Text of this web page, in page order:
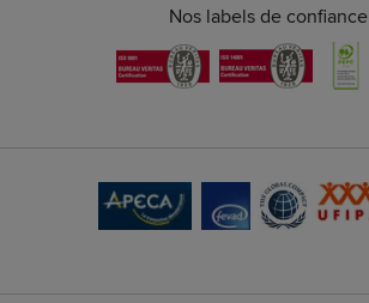
Nos labels de confiance